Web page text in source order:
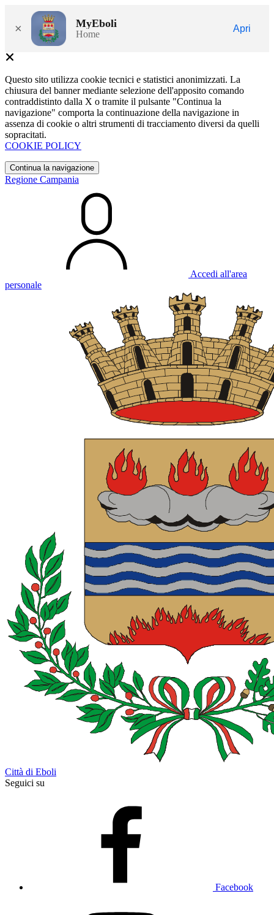
× MyEboli
Home
Apri
Questo sito utilizza cookie tecnici e statistici anonimizzati. La
chiusura del banner mediante selezione dell'apposito comando
contraddistinto dalla X o tramite il pulsante "Continua la
navigazione" comporta la continuazione della navigazione in
assenza di cookie o altri strumenti di tracciamento diversi da quelli
sopracitati.
COOKIE POLICY
Continua la navigazione
Regione Campania
Accedi all'area
personale
Città di Eboli
Seguici su
Facebook